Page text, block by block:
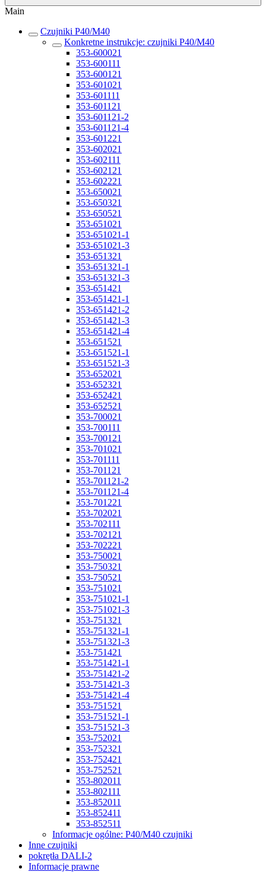
Main
Czujniki P40/M40
Konkretne instrukcje: czujniki P40/M40
353-600021
353-600111
353-600121
353-601021
353-601111
353-601121
353-601121-2
353-601121-4
353-601221
353-602021
353-602111
353-602121
353-602221
353-650021
353-650321
353-650521
353-651021
353-651021-1
353-651021-3
353-651321
353-651321-1
353-651321-3
353-651421
353-651421-1
353-651421-2
353-651421-3
353-651421-4
353-651521
353-651521-1
353-651521-3
353-652021
353-652321
353-652421
353-652521
353-700021
353-700111
353-700121
353-701021
353-701111
353-701121
353-701121-2
353-701121-4
353-701221
353-702021
353-702111
353-702121
353-702221
353-750021
353-750321
353-750521
353-751021
353-751021-1
353-751021-3
353-751321
353-751321-1
353-751321-3
353-751421
353-751421-1
353-751421-2
353-751421-3
353-751421-4
353-751521
353-751521-1
353-751521-3
353-752021
353-752321
353-752421
353-752521
353-802011
353-802111
353-852011
353-852411
353-852511
Informacje ogólne: P40/M40 czujniki
Inne czujniki
pokrętła DALI-2
Informacje prawne